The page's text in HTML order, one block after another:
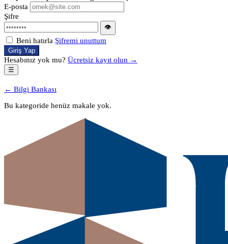
E-posta
Şifre
👁
Beni hatırla Şifremi unuttum
Giriş Yap
Hesabınız yok mu? Ücretsiz kayıt olun →
☰
← Bilgi Bankası
Bu kategoride henüz makale yok.